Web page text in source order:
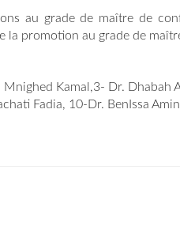
au grade de maître de
la promotion au grade de
Mnighed Kamal,3- Dr. Dhabah
Fadia, 10-Dr. BenIssa